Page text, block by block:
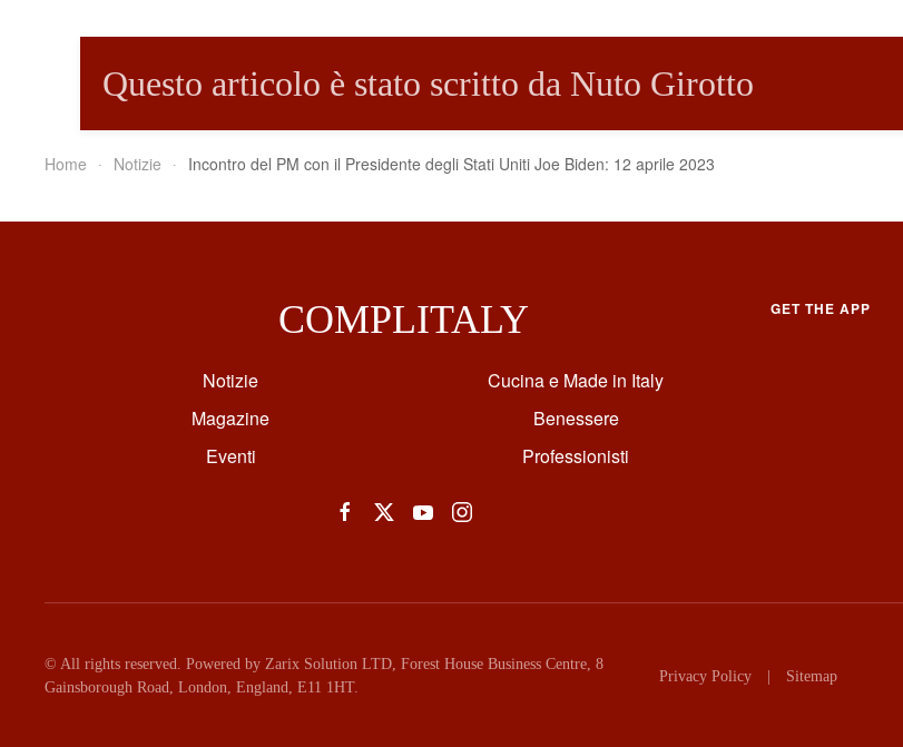
Questo articolo è stato scritto da Nuto Girotto
Home Notizie Incontro del PM con il Presidente degli Stati Uniti Joe Biden: 12 aprile 2023
COMPLITALY
Notizie
Magazine
Eventi
Cucina e Made in Italy
Benessere
Professionisti
GET THE APP
© All rights reserved. Powered by Zarix Solution LTD, Forest House Business Centre, 8
Gainsborough Road, London, England, E11 1HT.
Privacy Policy | Sitemap